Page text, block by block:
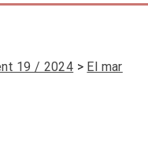
19 / 2024 El mar